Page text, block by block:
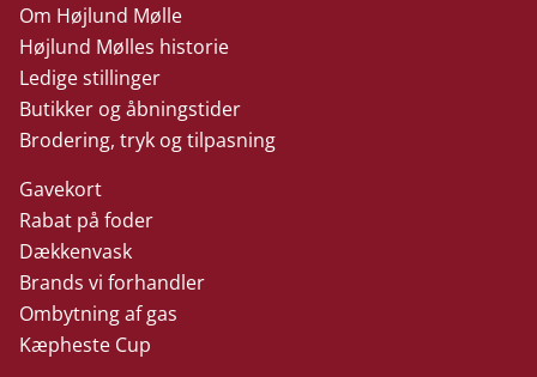
Om Højlund Mølle
Højlund Mølles historie
Ledige stillinger
Butikker og åbningstider
Brodering, tryk og tilpasning
Gavekort
Rabat på foder
Dækkenvask
Brands vi forhandler
Ombytning af gas
Kæpheste Cup